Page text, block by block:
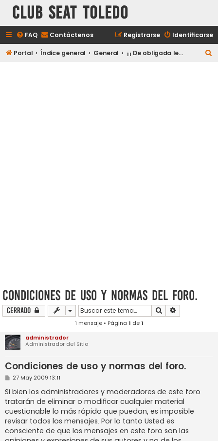
Club Seat Toledo
FAQ Contáctenos Identificarse
Registrarse
Portal Índice general General ¡¡ De obligada lectura a todos los nuevos usuarios !!
Condiciones de uso y normas del foro.
Cerrado Buscar
1 mensaje • Página 1 de1
administrador
Administrador del Sitio
Condiciones de uso y normas del foro.
M
n
s
a
e
27 May 2009 13:11
Si bien los administradores y moderadores de este foro
tratarán de eliminar o modificar cualquier material
cuestionable lo más rápido que puedan, es imposible
revisar todos los mensajes. Por lo tanto Usted es
consciente de que los mensajes en este foro son las